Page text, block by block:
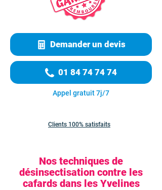
Demander un devis
01 84 74 74 74
Appel gratuit 7j/7
Clients 100% satisfaits
Nos techniques de
désinsectisation contre les
cafards dans les Yvelines